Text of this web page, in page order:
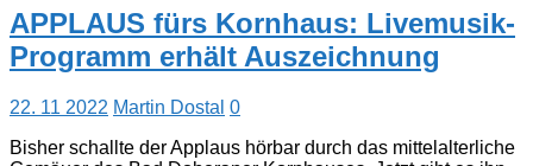
APPLAUS fürs Kornhaus: Livemusik-
Programm erhält Auszeichnung
22. 11 2022 Martin Dostal 0
Bisher schallte der Applaus hörbar durch das mittelalterliche